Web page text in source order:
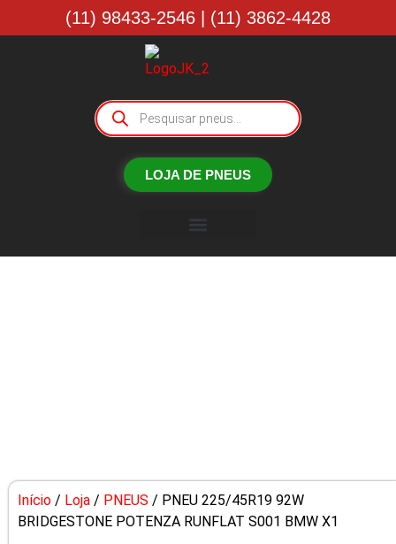
(11) 98433-2546 | (11) 3862-4428
LOJA DE PNEUS
Início / Loja / PNEUS / PNEU 225/45R19 92W
BRIDGESTONE POTENZA RUNFLAT S001 BMW X1